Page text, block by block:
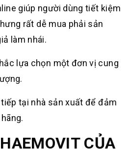
giúp người dùng tiết kiệm
rất dễ mua phải sản
làm nhái.
lựa chọn một đơn vị cung
tại nhà sản xuất để đảm
CỦA